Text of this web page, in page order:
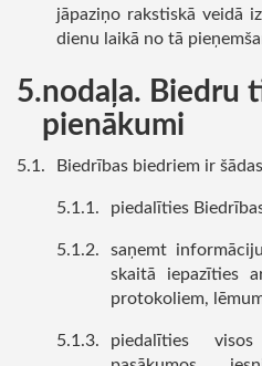
jāpaziņo rakstiskā veidā
dienu laikā no tā
nodaļa. Biedru
pienākumi
Biedrības biedriem ir
piedalīties
saņemt
skaitā iepazīties
protokoliem,
piedalīties